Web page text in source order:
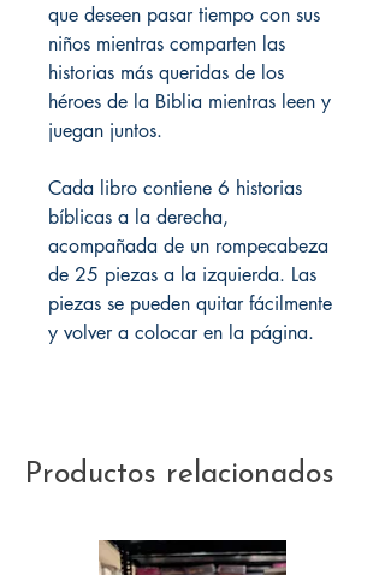
que deseen pasar tiempo con sus
niños mientras comparten las
historias más queridas de los
héroes de la Biblia mientras leen y
juegan juntos.
Cada libro contiene 6 historias
bíblicas a la derecha,
acompañada de un rompecabeza
de 25 piezas a la izquierda. Las
piezas se pueden quitar fácilmente
y volver a colocar en la página.
Productos relacionados